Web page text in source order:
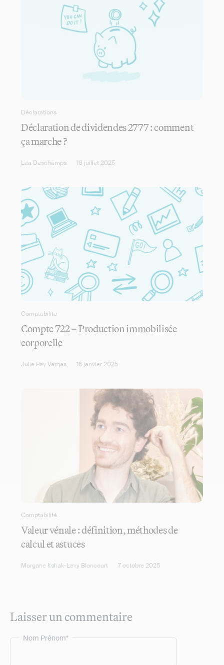
Déclarations
Déclaration de dividendes 2777 : comment
ça marche ?
Léa Deschamps 18 juillet 2025
Comptabilité
Compte 722 – Production immobilisée
corporelle
Julie Pay Vargas 16 janvier 2025
Comptabilité
Valeur vénale : définition, méthodes de
calcul et astuces
Morgane Itshak-Levy Bloncourt 7 octobre 2025
Laisser un commentaire
Nom Prénom*